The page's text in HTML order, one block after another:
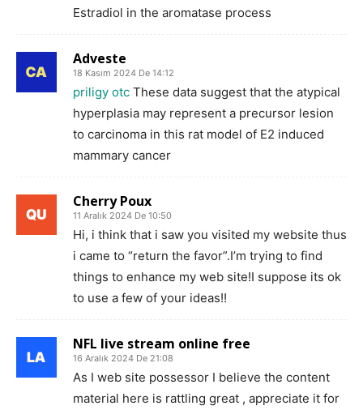
Estradiol in the aromatase process
Adveste
18 Kasım 2024 De 14:12
priligy otc These data suggest that the atypical
hyperplasia may represent a precursor lesion
to carcinoma in this rat model of E2 induced
mammary cancer
Cherry Poux
11 Aralık 2024 De 10:50
Hi, i think that i saw you visited my website thus
i came to “return the favor”.I’m trying to find
things to enhance my web site!I suppose its ok
to use a few of your ideas!!
NFL live stream online free
16 Aralık 2024 De 21:08
As I web site possessor I believe the content
material here is rattling great , appreciate it for